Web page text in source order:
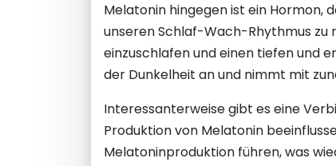
Melatonin hingegen ist ein Hormon,
unseren Schlaf-Wach-Rhythmus zu
einzuschlafen und einen tiefen und
der Dunkelheit an und nimmt mit
Interessanterweise gibt es eine
Produktion von Melatonin
Melatoninproduktion führen, was